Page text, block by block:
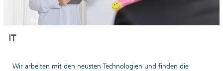
IT
Wir arbeiten mit den neusten Technologien und finden die